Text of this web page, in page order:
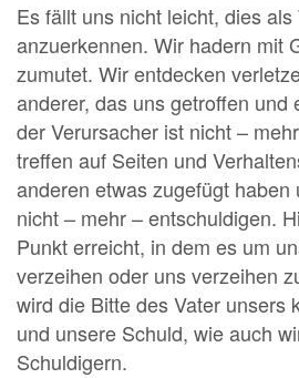
Es fällt uns nicht leicht, dies
anzuerkennen. Wir hadern mit
zumutet. Wir entdecken
anderer, das uns getroffen und
der Verursacher ist nicht –
treffen auf Seiten und
anderen etwas zugefügt haben
nicht – mehr – entschuldigen.
Punkt erreicht, in dem es um
verzeihen oder uns verzeihen
wird die Bitte des Vater unsers
und unsere Schuld, wie auch
Schuldigern.